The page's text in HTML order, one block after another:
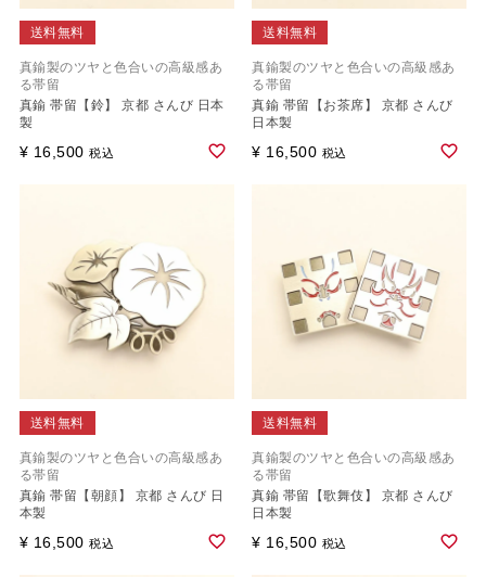
送料無料
真鍮製のツヤと色合いの高級感あ
る帯留
真鍮 帯留【鈴】 京都 さんび 日本
製
¥ 16,500 税込
送料無料
真鍮製のツヤと色合いの高級感あ
る帯留
真鍮 帯留【お茶席】 京都 さんび
日本製
¥ 16,500 税込
送料無料
真鍮製のツヤと色合いの高級感あ
る帯留
真鍮 帯留【朝顔】 京都 さんび 日
本製
¥ 16,500 税込
送料無料
真鍮製のツヤと色合いの高級感あ
る帯留
真鍮 帯留【歌舞伎】 京都 さんび
日本製
¥ 16,500 税込